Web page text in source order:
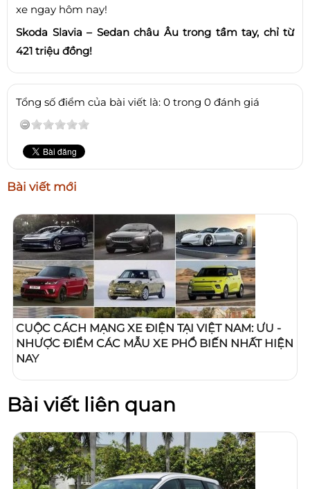
xe ngay hôm nay!
Skoda Slavia – Sedan châu Âu trong tầm tay, chỉ từ
421 triệu đồng!
Tổng số điểm của bài viết là: 0 trong 0 đánh giá
Bài viết mới
CUỘC CÁCH MẠNG XE ĐIỆN TẠI VIỆT NAM: ƯU -
NHƯỢC ĐIỂM CÁC MẪU XE PHỔ BIẾN NHẤT HIỆN
NAY
Bài viết liên quan